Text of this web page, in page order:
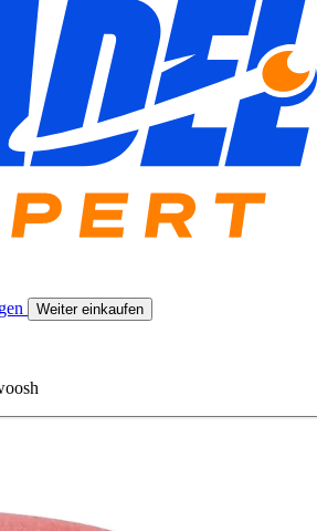
Weiter einkaufen